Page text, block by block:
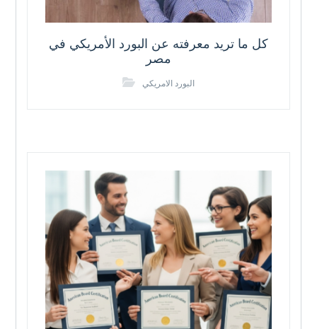
كل ما تريد معرفته عن البورد الأمريكي في
مصر
البورد الامريكي